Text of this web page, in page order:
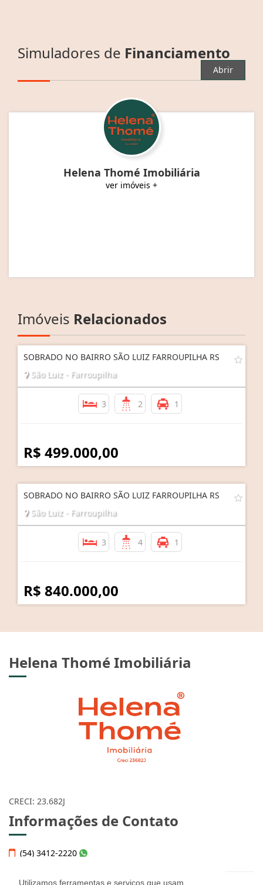
Utilizamos ferramentas e serviços que usam
Simuladores de Financiamento
Abrir
Helena Thomé Imobiliária
ver imóveis +
Imóveis Relacionados
SOBRADO NO BAIRRO SÃO LUIZ FARROUPILHA RS
São Luiz - Farroupilha
3 2 1
R$ 499.000,00
SOBRADO NO BAIRRO SÃO LUIZ FARROUPILHA RS
São Luiz - Farroupilha
3 4 1
R$ 840.000,00
Helena Thomé Imobiliária
CRECI: 23.682J
Informações de Contato
(54) 3412-2220